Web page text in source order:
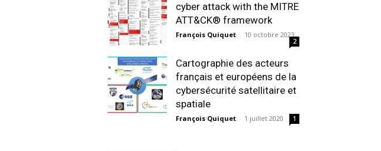
cyber attack with the MITRE
ATT&CK® framework
François Quiquet - 10 octobre 2023
2
Cartographie des acteurs
français et européens de la
cybersécurité satellitaire et
spatiale
François Quiquet - 1 juillet 2020 1